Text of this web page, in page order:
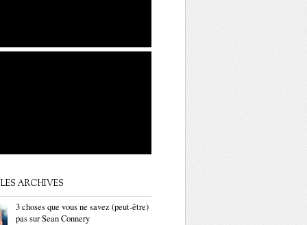
ARCHIVES
3 choses que vous ne savez (peut-être)
pas sur Sean Connery